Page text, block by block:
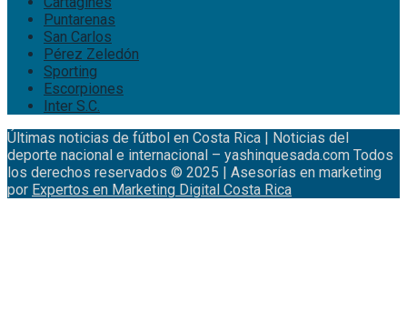
Puntarenas
San Carlos
Pérez Zeledón
Sporting
Escorpiones
Inter S.C.
Últimas noticias de fútbol en Costa Rica | Noticias del
deporte nacional e internacional – yashinquesada.com Todos
los derechos reservados © 2025 | Asesorías en marketing
por Expertos en Marketing Digital Costa Rica